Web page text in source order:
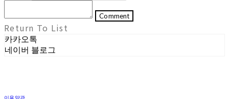
Comment
Return To List
카카오톡
네이버 블로그
이용약관